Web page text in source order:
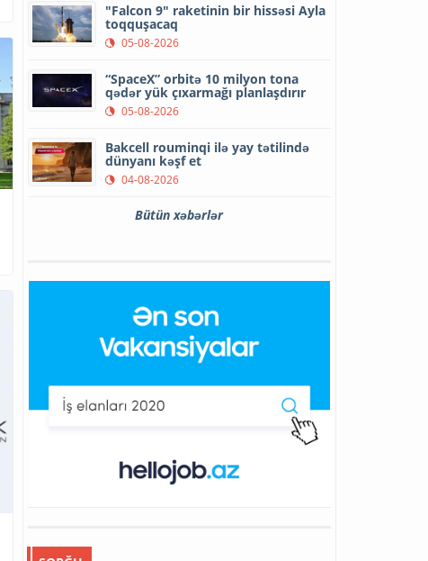
"Falcon 9" raketinin bir hissəsi Ayla
toqquşacaq
05-08-2026
“SpaceX” orbitə 10 milyon tona
qədər yük çıxarmağı planlaşdırır
05-08-2026
Bakcell rouminqi ilə yay tətilində
dünyanı kəşf et
04-08-2026
Bütün xəbərlər